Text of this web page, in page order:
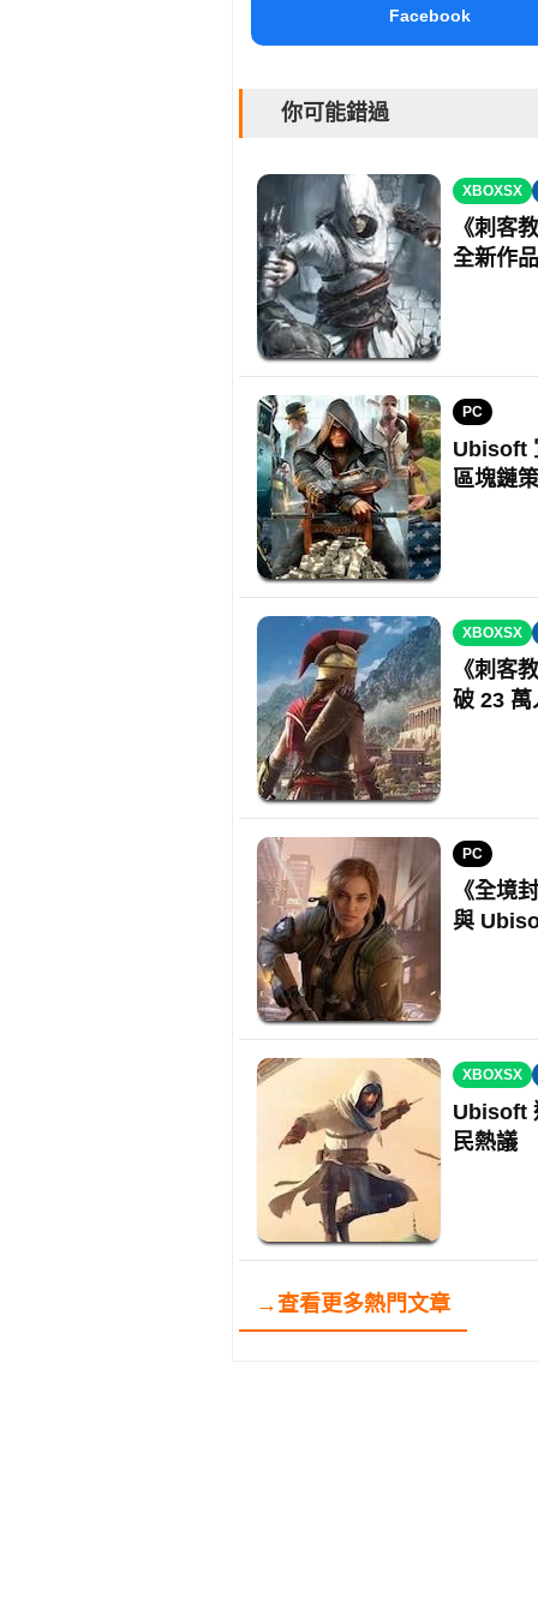
Facebook
你可能錯過
XBOXSX
《刺客
全新作品
PC
Ubisoft
區塊鏈
XBOXSX
《刺客
破 23 萬
PC
《全境
與
XBOXSX
Ubisoft
民熱議
→查看更多熱門文章